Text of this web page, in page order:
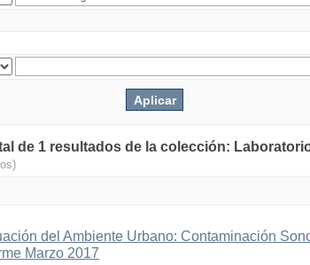
de 1 resultados de la colección:
del Ambiente Urbano: Contaminación
Marzo 2017